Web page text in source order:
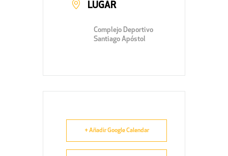
LUGAR
Complejo Deportivo
Santiago Apóstol
+ Añadir Google Calendar